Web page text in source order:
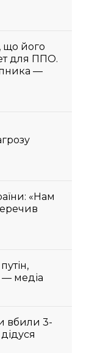
що його
для ППО.
—
«Нам
— медіа
вбили 3-